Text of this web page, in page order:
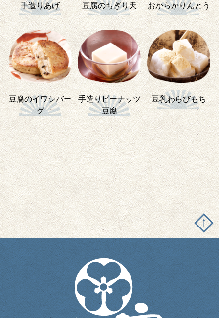
手造りあげ 豆腐のちぎり天 おからかりんとう
豆腐のイワシバー
グ
手造りピーナッツ
豆腐
豆乳わらびもち